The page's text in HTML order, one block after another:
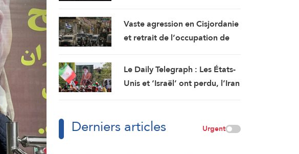
Vaste agression en Cisjordanie
et retrait de l’occupation de
démolitions de maisons
Le Daily Telegraph : Les États-
Unis et ‘Israël’ ont perdu, l’Iran
Derniers articles Urgent